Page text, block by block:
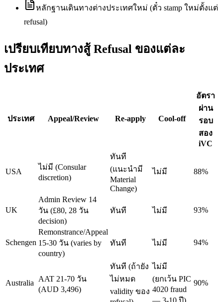
หลักฐานเดินทางต่างประเทศใหม่ (ตั๋ว stamp ใหม่ตั้งแต่
refusal)
เปรียบเทียบทางสู้ Refusal ของแต่ละ
ประเทศ
ประเทศ Appeal/Review Re-apply Cool-off
อัตรา
ผ่าน
รอบ
สอง
iVC
USA
ไม่มี (Consular
discretion)
ทันที
(แนะนำมี
Material
Change)
ไม่มี 88%
UK
Admin Review 14
วัน (£80, 28 วัน
decision)
ทันที ไม่มี 93%
Schengen
Remonstrance/Appeal
15-30 วัน (varies by
country)
ทันที ไม่มี 94%
Australia
AAT 21-70 วัน
(AUD 3,496)
ทันที (ถ้ายัง
ไม่หมด
validity ของ
ไม่มี
(ยกเว้น PIC
4020 fraud
— 3-10 ปี)
90%